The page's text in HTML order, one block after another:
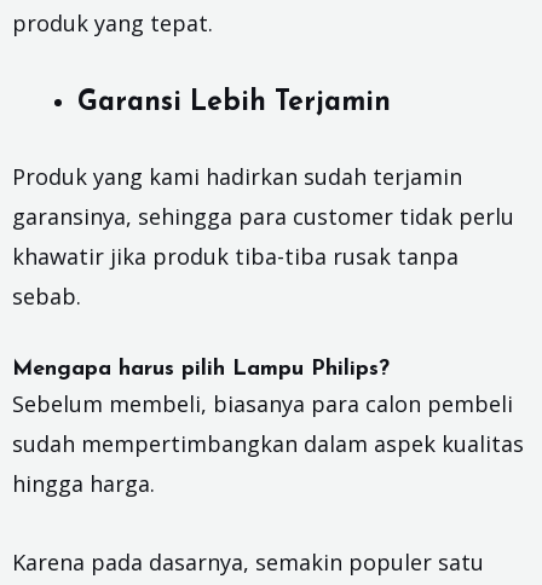
produk yang tepat.
Garansi Lebih Terjamin
Produk yang kami hadirkan sudah terjamin
garansinya, sehingga para customer tidak perlu
khawatir jika produk tiba-tiba rusak tanpa
sebab.
Mengapa harus pilih Lampu Philips?
Sebelum membeli, biasanya para calon pembeli
sudah mempertimbangkan dalam aspek kualitas
hingga harga.
Karena pada dasarnya, semakin populer satu